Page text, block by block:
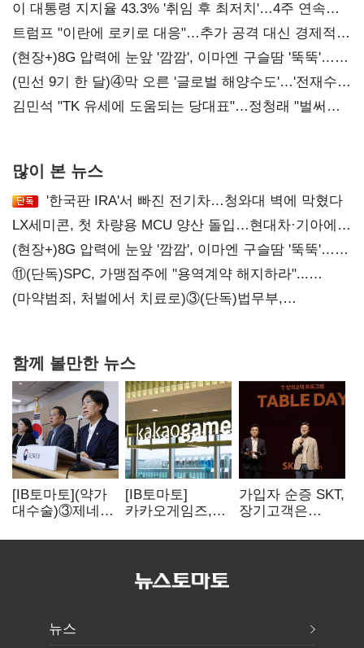
이 대통령 지지율 43.3% '취임 후 최저치'…4주 연속
'하락'
트럼프 "이란에 로키로 대응"…추가 공격 대신 경제적
압박 시사
(현장+)8G 압력에 눈앞 '깜깜', 이마엔 구슬땀 '뚝뚝'…
화려한 에어쇼 뒤 땀방울
(민선 9기 한 달)④막 오른 '글로벌 해양수도'…'전재수
리더십' 시험대
김민석 "TK 유세에 도움되는 당대표"…정청래 "벌써
많이 본 뉴스
'한국판 IRA'서 빠진 전기차…청와대 벽에 막혔다
LX세미콘, 첫 차량용 MCU 양산 돌입…현대차·기아에
공급
(현장+)8G 압력에 눈앞 '깜깜', 이마엔 구슬땀 '뚝뚝'…
화려한 에어쇼 뒤 땀방울
⑪(단독)SPC, 가맹점주에 "용역계약 해지하라"...
내팽개친 '사회적합의'
(마약범죄, 처벌에서 치료로)③(단독)법무부,
함께 볼만한 뉴스
[IB토마토](약가
대수술)③제네릭
'뚝'…등재전략
[IB토마토]
카카오게임즈,
80억 지원…웹3
가입자 순증 SKT,
장기고객은
챙긴다
뉴스